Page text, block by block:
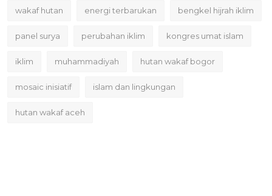
wakaf hutan energi terbarukan bengkel hijrah iklim
panel surya perubahan iklim kongres umat islam
iklim muhammadiyah hutan wakaf bogor
mosaic inisiatif islam dan lingkungan
hutan wakaf aceh